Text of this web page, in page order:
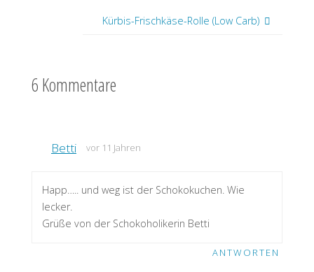
Kürbis-Frischkäse-Rolle (Low Carb)
6 Kommentare
Betti vor 11 Jahren
Happ….. und weg ist der Schokokuchen. Wie
lecker.
Grüße von der Schokoholikerin Betti
ANTWORTEN